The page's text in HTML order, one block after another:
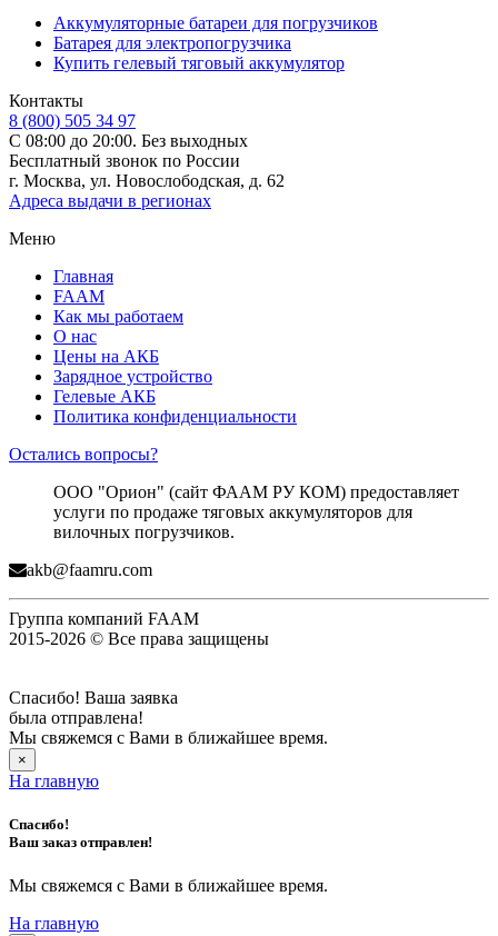
Аккумуляторные батареи для погрузчиков
Батарея для электропогрузчика
Купить гелевый тяговый аккумулятор
Контакты
8 (800) 505 34 97
С 08:00 до 20:00. Без выходных
Бесплатный звонок по России
г. Москва, ул. Новослободская, д. 62
Адреса выдачи в регионах
Меню
Главная
FAAM
Как мы работаем
О нас
Цены на АКБ
Зарядное устройство
Гелевые АКБ
Политика конфиденциальности
Остались вопросы?
ООО "Орион" (сайт ФААМ РУ КОМ) предоставляет
услуги по продаже тяговых аккумуляторов для
вилочных погрузчиков.
akb@faamru.com
Группа компаний FAAM
2015-2026 © Все права защищены
Спасибо! Ваша заявка
была отправлена!
Мы свяжемся с Вами в ближайшее время.
×
На главную
Спасибо!
Ваш заказ отправлен!
Мы свяжемся с Вами в ближайшее время.
На главную